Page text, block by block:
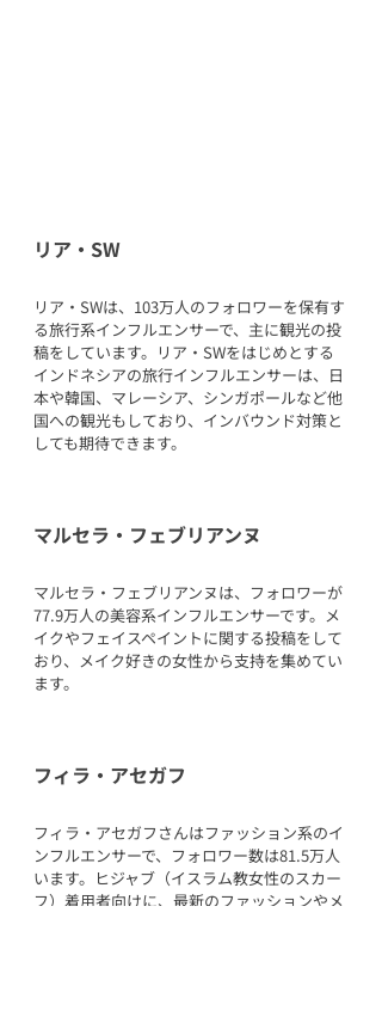
リア・SW
リア・SWは、103万人のフォロワーを保有す
る旅行系インフルエンサーで、主に観光の投
稿をしています。リア・SWをはじめとする
インドネシアの旅行インフルエンサーは、日
本や韓国、マレーシア、シンガポールなど他
国への観光もしており、インバウンド対策と
しても期待できます。
マルセラ・フェブリアンヌ
マルセラ・フェブリアンヌは、フォロワーが
77.9万人の美容系インフルエンサーです。メ
イクやフェイスペイントに関する投稿をして
おり、メイク好きの女性から支持を集めてい
ます。
フィラ・アセガフ
フィラ・アセガフさんはファッション系のイ
ンフルエンサーで、フォロワー数は81.5万人
います。ヒジャブ（イスラム教女性のスカー
フ）着用者向けに、最新のファッションやメ